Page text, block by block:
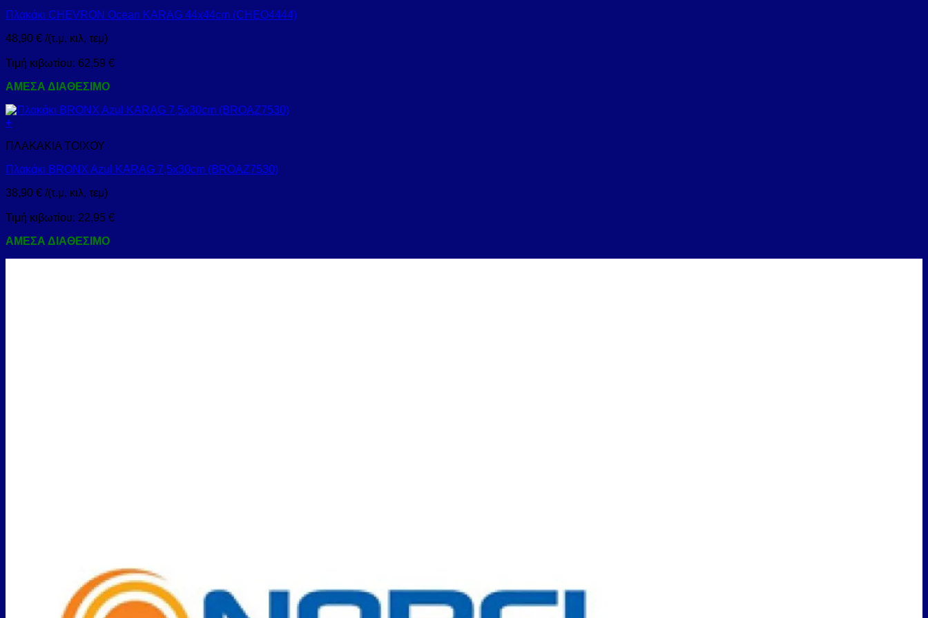
Πλακάκι CHEVRON Ocean KARAG 44x44cm (CHEO4444)
48,90 € /(τ.μ, κιλ, τεμ)
Τιμή κιβωτίου: 62,59 €
ΑΜΕΣΑ ΔΙΑΘΕΣΙΜΟ
+
ΠΛΑΚΑΚΙΑ ΤΟΙΧΟΥ
Πλακάκι BRONX Azul KARAG 7,5x30cm (BROAZ7530)
38,90 € /(τ.μ, κιλ, τεμ)
Τιμή κιβωτίου: 22,95 €
ΑΜΕΣΑ ΔΙΑΘΕΣΙΜΟ